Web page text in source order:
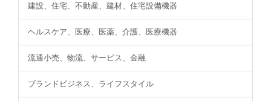
建設、住宅、不動産、建材、住宅設備機器
ヘルスケア、医療、医薬、介護、医療機器
流通小売、物流、サービス、金融
ブランドビジネス、ライフスタイル